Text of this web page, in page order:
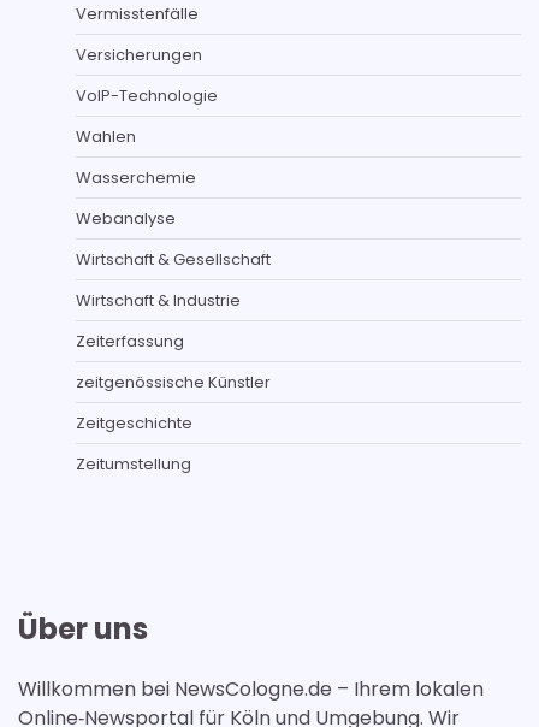
Vermisstenfälle
Versicherungen
VoIP-Technologie
Wahlen
Wasserchemie
Webanalyse
Wirtschaft & Gesellschaft
Wirtschaft & Industrie
Zeiterfassung
zeitgenössische Künstler
Zeitgeschichte
Zeitumstellung
Über uns
Willkommen bei NewsCologne.de – Ihrem lokalen
Online‑Newsportal für Köln und Umgebung. Wir